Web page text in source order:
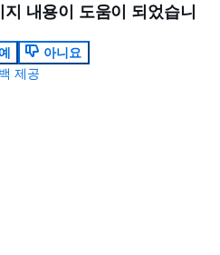
지 내용이 도움이 되었습니
아니요
제공